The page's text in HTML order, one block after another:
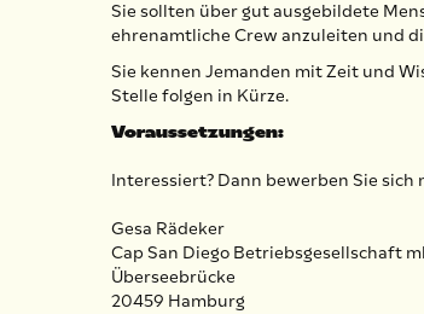
Sie sollten über gut ausgebildete
ehrenamtliche Crew anzuleiten und
Sie kennen Jemanden mit Zeit und
Stelle folgen in Kürze.
Voraussetzungen:
Interessiert? Dann bewerben Sie
Gesa Rädeker
Cap San Diego Betriebsgesellschaft
Überseebrücke
20459 Hamburg